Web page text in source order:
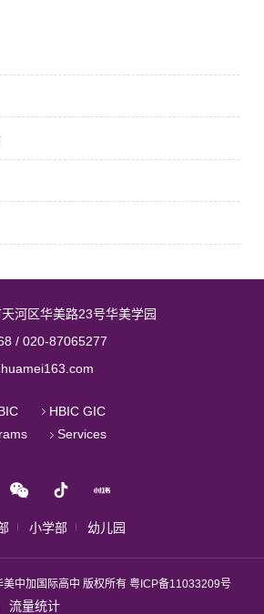
河区华美路23号华美学园
/ 020-87065277
HBIC GIC
Services
小学部 幼儿园
中加国际高中 版权所有 粤ICP备11033209号
流量统计